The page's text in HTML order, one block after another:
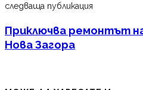
следваща публикация
Приключва ремонтът
Нова Загора